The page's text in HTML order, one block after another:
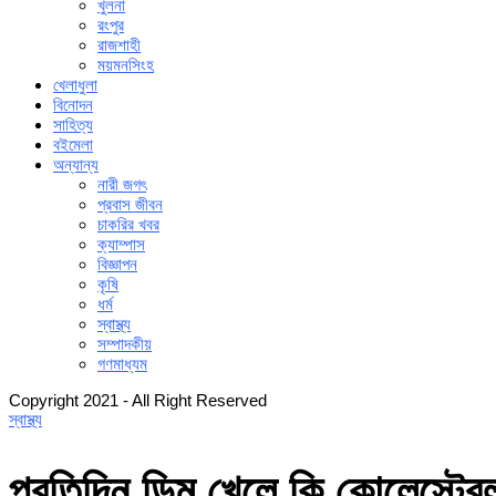
খুলনা
রংপুর
রাজশাহী
ময়মনসিংহ
খেলাধুলা
বিনোদন
সাহিত্য
বইমেলা
অন্যান্য
নারী জগৎ
প্রবাস জীবন
চাকরির খবর
ক্যাম্পাস
বিজ্ঞাপন
কৃষি
ধর্ম
স্বাস্থ্য
সম্পাদকীয়
গণমাধ্যম
Copyright 2021 - All Right Reserved
স্বাস্থ্য